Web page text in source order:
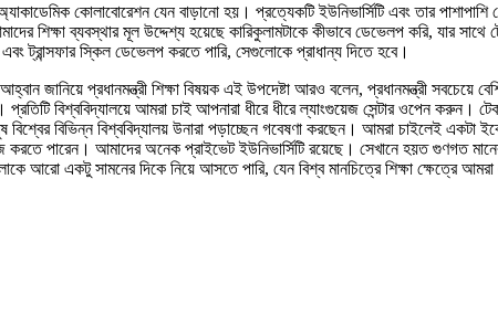
কোলাবোরেশন যেন বাড়ানো হয়। প্রত্যেকটি ইউনিভার্সিটি এবং তার
শিক্ষা ব্যবস্থার মূল উদ্দেশ্য হয়েছে কারিকুলামটাকে কীভাবে ডেভেলপ করি, যার
ট্রান্সফার স্কিল ডেভেলপ করতে পারি, সেগুলোকে প্রাধান্য দিতে হবে।
আহ্বান জানিয়ে প্রধানমন্ত্রী শিক্ষা বিষয়ক এই উপদেষ্টা আরও বলেন, প্রধানমন্ত্রী
বিশ্ববিদ্যালয়ে আমরা চাই আপনারা ধীরে ধীরে ল্যাংগুয়েজ সেন্টার ওপেন
বিশ্বের বিভিন্ন বিশ্ববিদ্যালয় উনারা পড়াচ্ছেন গবেষণা করছেন। আমরা চাইলেই
পারেন। আমাদের অনেক প্রাইভেট ইউনিভার্সিটি রয়েছে। সেখানে হয়ত গুণগত
আরো একটু সামনের দিকে নিয়ে আসতে পারি, যেন বিশ্ব মানচিত্রে শিক্ষা ক্ষেত্রে